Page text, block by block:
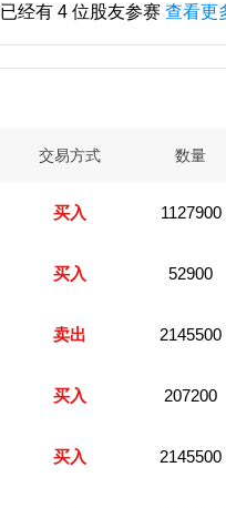
已经有 4 位股友参赛 查看更
交易方式 数量
买入 1127900
买入 52900
卖出 2145500
买入 207200
买入 2145500